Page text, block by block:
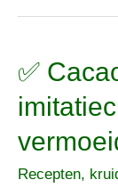
✅
Recepten,
✅
is
een